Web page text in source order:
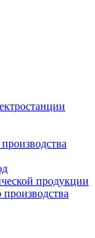
продукции